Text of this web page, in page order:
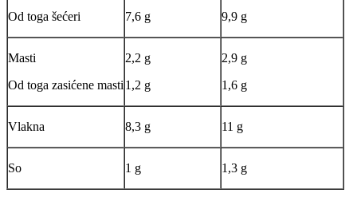
Od toga šećeri
7,6 g
9,9 g
Masti
Od toga zasićene masti
2,2 g
1,2 g
2,9 g
1,6 g
Vlakna 8,3 g 11 g
So 1 g 1,3 g